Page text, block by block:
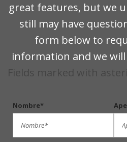
great features, but we
still may have
form below to
information and we
Fields marked with
Nombre*